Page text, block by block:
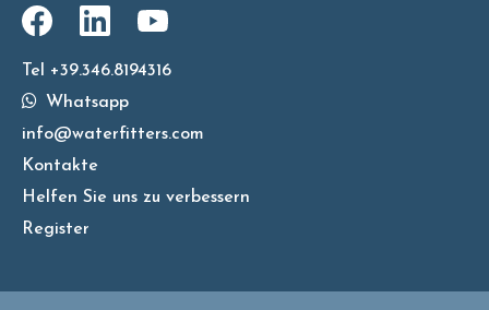
Tel +39.346.8194316
Whatsapp
info@waterfitters.com
Kontakte
Helfen Sie uns zu verbessern
Register